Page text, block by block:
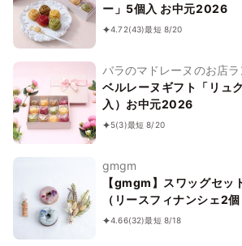
ー」5個入 お中元2026
4.72(43)最短 8/20
バラのマドレーヌのお店ラ
ベルレーヌギフト「リュ
入）お中元2026
5(3)最短 8/20
gmgm
【gmgm】スワッグセッ
（リースフィナンシェ2
グ・お花のマグネット）
4.66(32)最短 8/18